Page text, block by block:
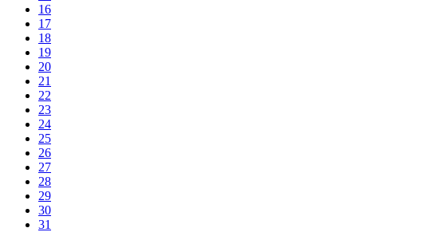
16
17
18
19
20
21
22
23
24
25
26
27
28
29
30
31